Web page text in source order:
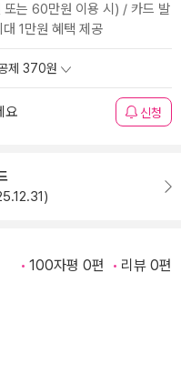
는 60만원 이용 시) / 카드 발
1만원 혜택 제공
제 370원
요 신청
100자평 0편 리뷰 0편